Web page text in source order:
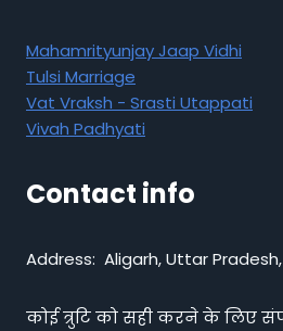
Mahamrityunjay Jaap Vidhi
Tulsi Marriage
Vat Vraksh - Srasti Utappati
Vivah Padhyati
Contact info
Address: Aligarh, Uttar
कोई त्रुटि को सही करने के लिए